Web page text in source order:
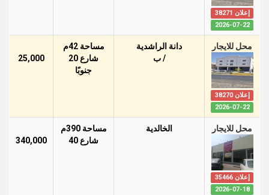
إعلان 38271
2026-07-22
محل للايجار
إعلان 38270
2026-07-22
دانة الراشدية
/ ب
مساحة 42م
شارع 20
جنوبًا
25,000
محل للايجار
إعلان 35466
2026-07-18
الخالدية
مساحة 390م
شارع 40
340,000